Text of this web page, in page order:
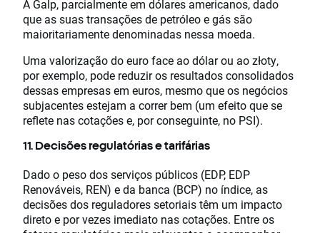
A Galp, parcialmente em dólares americanos, dado
que as suas transações de petróleo e gás são
maioritariamente denominadas nessa moeda.
Uma valorização do euro face ao dólar ou ao złoty,
por exemplo, pode reduzir os resultados consolidados
dessas empresas em euros, mesmo que os negócios
subjacentes estejam a correr bem (um efeito que se
reflete nas cotações e, por conseguinte, no PSI).
11. Decisões regulatórias e tarifárias
Dado o peso dos serviços públicos (EDP, EDP
Renováveis, REN) e da banca (BCP) no índice, as
decisões dos reguladores setoriais têm um impacto
direto e por vezes imediato nas cotações. Entre os